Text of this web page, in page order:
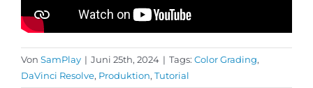
Von SamPlay | Juni 25th, 2024 | Tags: Color Grading,
DaVinci Resolve, Produktion, Tutorial